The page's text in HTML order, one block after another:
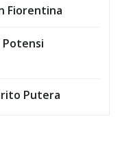
Fiorentina
Potensi
Putera